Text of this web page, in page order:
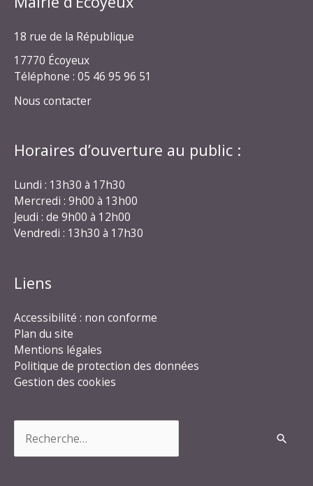
18 rue de la République
17770 Écoyeux
Téléphone : 05 46 95 96 51
Nous contacter
Horaires d’ouverture au public :
Lundi : 13h30 à 17h30
Mercredi : 9h00 à 13h00
Jeudi : de 9h00 à 12h00
Vendredi : 13h30 à 17h30
Liens
Accessibilité : non conforme
Plan du site
Mentions légales
Politique de protection des données
Gestion des cookies